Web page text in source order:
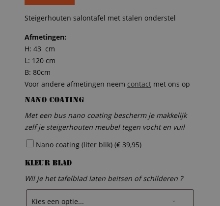
Steigerhouten salontafel met stalen onderstel
Afmetingen:
H: 43 cm
L: 120 cm
B: 80cm
Voor andere afmetingen neem contact met ons op
Nano coating
Met een bus nano coating bescherm je makkelijk
zelf je steigerhouten meubel tegen vocht en vuil
Nano coating (liter blik) (€ 39,95)
Kleur blad
Wil je het tafelblad laten beitsen of schilderen ?